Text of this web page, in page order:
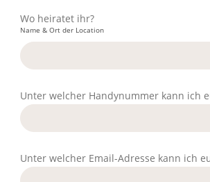
Wo heiratet ihr?
Name & Ort der Location
Unter welcher Handynummer kann ich
Unter welcher Email-Adresse kann ich